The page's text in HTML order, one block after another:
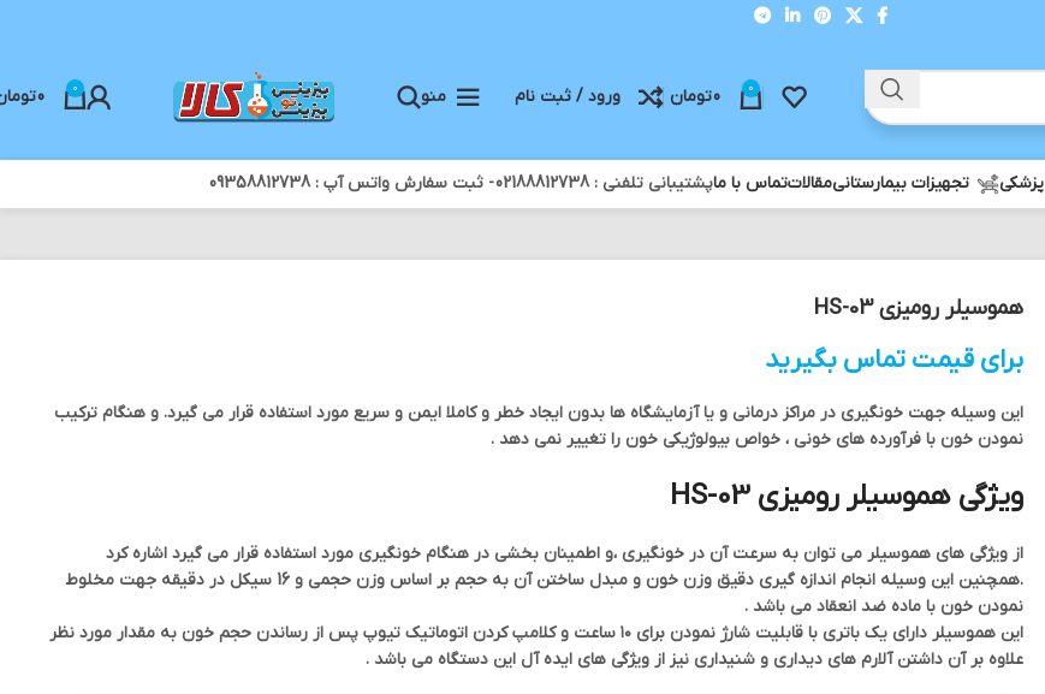
0
0تومان ورود / ثبت نام منو 0
0
پزشکی تجهیزات بیمارستانیمقالاتتماس با ماپشتیبانی تلفنی : 02188812738 - ثبت سفارش واتس آپ : 09358812738
هموسیلر رومیزی HS-03
برای قیمت تماس بگیرید
این وسیله جهت خونگیری در مراکز درمانی و یا آزمایشگاه ها بدون ایجاد خطر و کاملا ایمن و سریع مورد استفاده قرار می گیرد. و هنگام ترکیب
نمودن خون با فرآورده های خونی ، خواص بیولوژیکی خون را تغییر نمی دهد .
ویژگی هموسیلر رومیزی HS-03
از ویژگی های هموسیلر می توان به سرعت آن در خونگیری ،و اطمینان بخشی در هنگام خونگیری مورد استفاده قرار می گیرد اشاره کرد
.همچنین این وسیله انجام اندازه گیری دقیق وزن خون و مبدل ساختن آن به حجم بر اساس وزن حجمی و 16 سیکل در دقیقه جهت مخلوط
نمودن خون با ماده ضد انعقاد می باشد .
این هموسیلر دارای یک باتری با قابلیت شارژ نمودن برای ۱۰ ساعت و کلامپ کردن اتوماتیک تیوپ پس از رساندن حجم خون به مقدار مورد نظر
علاوه بر آن داشتن آلارم های دیداری و شنیداری نیز از ویژگی های ایده آل این دستگاه می باشد .